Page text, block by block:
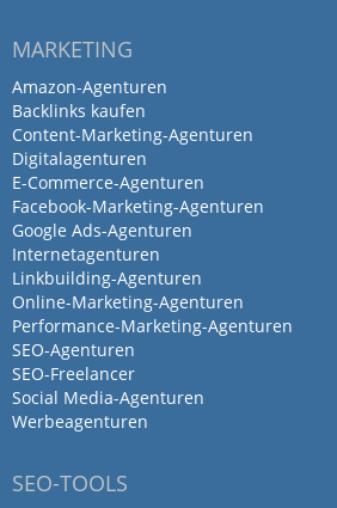
3. Februar 2023
Danke für das liebe Feedback!
Professionelle
einfache Terminfindung
wurde…
von Sebastian M · 4. August 2022
Professionelle
Terminfindung und es wurde
und zuverlässige Arbeit
3. Februar 2023
MARKETING
Amazon-Agenturen
Backlinks kaufen
Content-Marketing-Agenturen
Digitalagenturen
E-Commerce-Agenturen
Facebook-Marketing-Agenturen
Google Ads-Agenturen
Internetagenturen
Linkbuilding-Agenturen
Online-Marketing-Agenturen
Performance-Marketing-Agenturen
SEO-Agenturen
SEO-Freelancer
Social Media-Agenturen
Werbeagenturen
SEO-TOOLS